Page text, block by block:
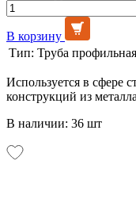
В корзину
Тип: Труба профильная
Используется в сфере
конструкций из
В наличии: 36 шт